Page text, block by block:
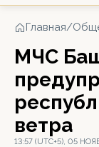
Главная/
МЧС
ветра
13:57 (UTC+5), 05